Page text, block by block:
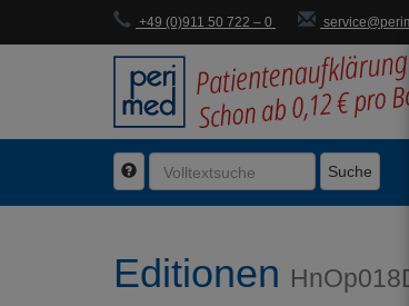
+49 (0)911 50 722 – 0
Suche
Editionen